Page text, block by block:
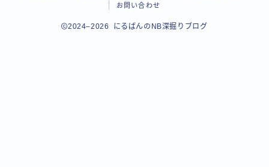
お問い合わせ
2024–2026 にるばんのNB深掘りブログ